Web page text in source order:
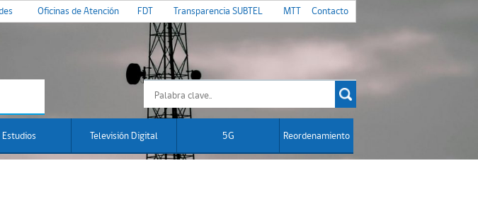
Oficinas de Atención FDT Transparencia SUBTEL MTT Contacto
Estudios Televisión Digital 5G Reordenamiento